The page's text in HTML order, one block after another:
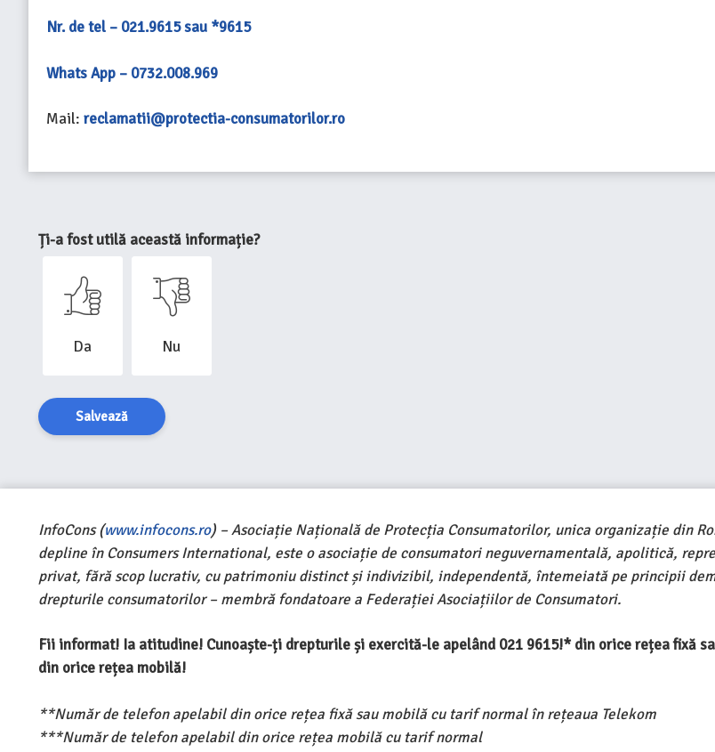
Nr. de tel – 021.9615 sau *9615
Whats App – 0732.008.969
Mail: reclamatii@protectia-consumatorilor.ro
Ți-a fost utilă această informație?
Da Nu
Salvează
InfoCons (www.infocons.ro) – Asociație Națională de Protecția Consumatorilor, unica organizație din
depline în Consumers International, este o asociație de consumatori neguvernamentală, apolitică,
privat, fără scop lucrativ, cu patrimoniu distinct și indivizibil, independentă, întemeiată pe principii
drepturile consumatorilor – membră fondatoare a Federației Asociațiilor de Consumatori.
Fii informat! Ia atitudine! Cunoaște-ți drepturile și exercită-le apelând 021 9615!* din orice rețea fixă
din orice rețea mobilă!
**Număr de telefon apelabil din orice rețea fixă sau mobilă cu tarif normal în rețeaua Telekom
***Număr de telefon apelabil din orice rețea mobilă cu tarif normal